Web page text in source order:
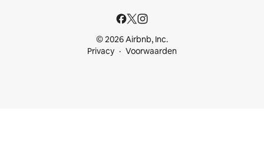
© 2026 Airbnb, Inc.
Privacy
Voorwaarden